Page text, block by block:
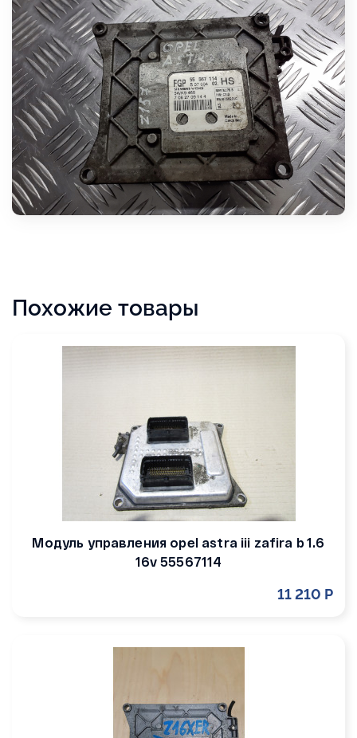
Похожие товары
Модуль управления opel astra iii zafira b 1.6
16v 55567114
11 210 Р